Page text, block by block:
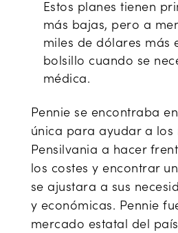
Estos planes tienen
más bajas, pero a
miles de dólares más
bolsillo cuando se
médica.
Pennie se encontraba
única para ayudar a los
Pensilvania a hacer
los costes y encontrar
se ajustara a sus
y económicas. Pennie
mercado estatal del